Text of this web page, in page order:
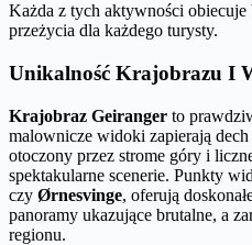
Każda z tych aktywności obiecuje
przeżycia dla każdego turysty.
Unikalność Krajobrazu I
Krajobraz Geiranger to
malownicze widoki zapierają
otoczony przez strome góry i
spektakularne scenerie. Punkty
czy Ørnesvinge, oferują
panoramy ukazujące brutalne, a
regionu.